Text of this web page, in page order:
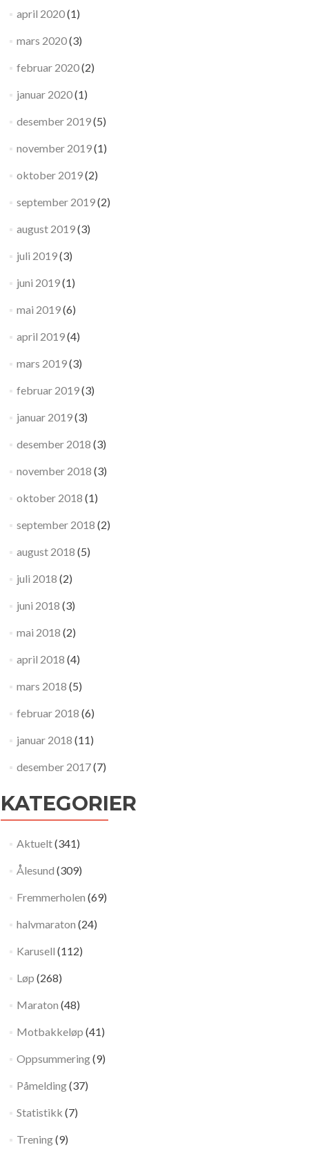
april 2020(1)
mars 2020(3)
februar 2020(2)
januar 2020(1)
desember 2019(5)
november 2019(1)
oktober 2019(2)
september 2019(2)
august 2019(3)
juli 2019(3)
juni 2019(1)
mai 2019(6)
april 2019(4)
mars 2019(3)
februar 2019(3)
januar 2019(3)
desember 2018 (3)
november 2018 (3)
oktober 2018 (1)
september 2018 (2)
august 2018 (5)
juli 2018 (2)
juni 2018 (3)
mai 2018 (2)
april 2018 (4)
mars 2018 (5)
februar 2018 (6)
januar 2018 (11)
desember 2017(7)
KATEGORIER
Aktuelt(341)
Ålesund (309)
Fremmerholen (69)
halvmaraton (24)
Karusell (112)
Løp (268)
Maraton (48)
Motbakkeløp (41)
Oppsummering(9)
Påmelding(37)
Statistikk (7)
Trening(9)